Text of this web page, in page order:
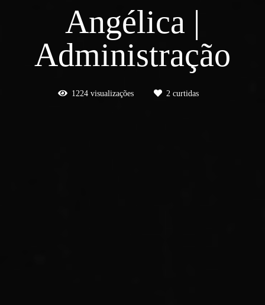
Angélica |
Administração
1224visualizações 2 curtidas